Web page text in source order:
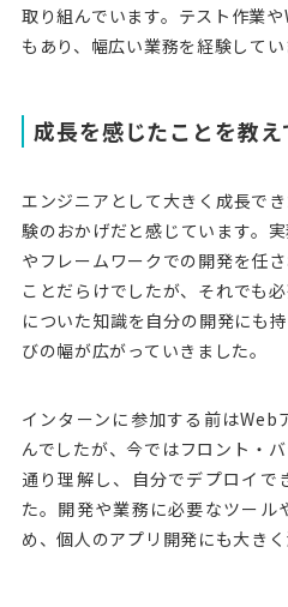
取り組んでいます。テスト作業
もあり、幅広い業務を経験してい
成長を感じたことを教え
エンジニアとして大きく成長で
験のおかげだと感じています。
やフレームワークでの開発を任
ことだらけでしたが、それでも
についた知識を自分の開発にも
びの幅が広がっていきました。
インターンに参加する前はWeb
んでしたが、今ではフロント・
通り理解し、自分でデプロイで
た。開発や業務に必要なツール
め、個人のアプリ開発にも大きく